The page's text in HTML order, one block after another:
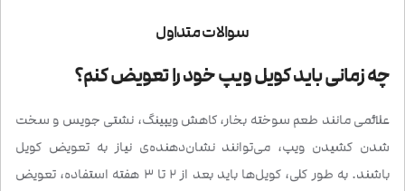
سوالات متداول
چه زمانی باید کویل ویپ خود را تعویض کنم؟
علائمی مانند طعم سوخته بخار، کاهش ویپینگ، نشتی جویس و سخت
شدن کشیدن ویپ، می‌توانند نشان‌دهنده‌ی نیاز به تعویض کویل
باشند. به طور کلی، کویل‌ها باید بعد از 2 تا 3 هفته استفاده، تعویض